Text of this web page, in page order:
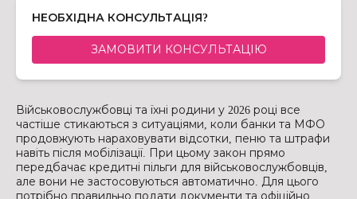
НЕОБХІДНА КОНСУЛЬТАЦІЯ?
ЗАМОВИТИ КОНСУЛЬТАЦІЮ
Військовослужбовці та їхні родини у 2026 році все
частіше стикаються з ситуаціями, коли банки та МФО
продовжують нараховувати відсотки, пеню та штрафи
навіть після мобілізації. При цьому закон прямо
передбачає кредитні пільги для військовослужбовців,
але вони не застосовуються автоматично. Для цього
потрібно правильно подати документи та офіційно